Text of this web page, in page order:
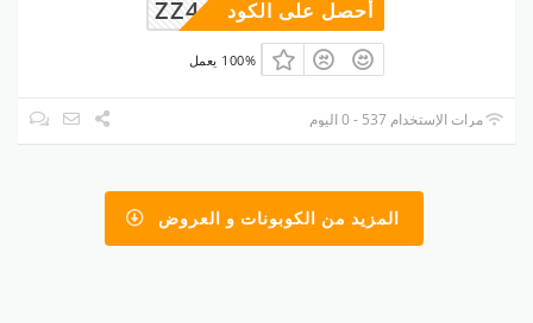
ZZ445 أحصل على الكود
100% يعمل
مرات الإستخدام 537 - 0 اليوم
المزيد من الكوبونات و العروض